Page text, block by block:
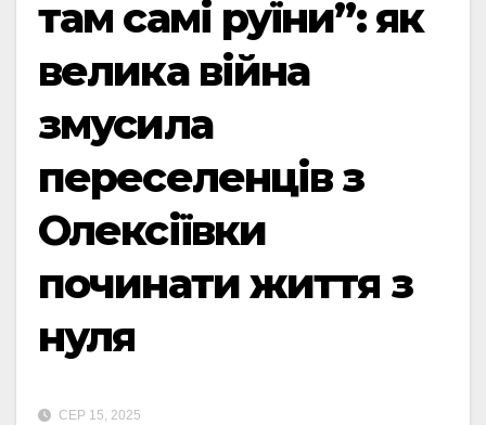
там самі руїни”: як
велика війна
змусила
переселенців з
Олексіївки
починати життя з
нуля
СЕР 15, 2025